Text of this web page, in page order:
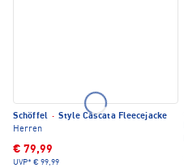
Schöffel · Style Cascata Fleecejacke
Herren
€ 79,99
UVP* € 99,99